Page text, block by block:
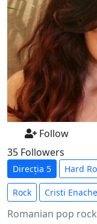
Follow
35 Followers
Direcția 5 Hard
Rock Cristi Enache
Romanian pop